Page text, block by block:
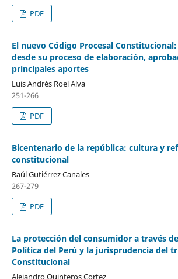
PDF
El nuevo Código Procesal
desde su proceso de elaboración,
principales aportes
Luis Andrés Roel Alva
251-266
PDF
Bicentenario de la república: cultura y
constitucional
Raúl Gutiérrez Canales
267-279
PDF
La protección del consumidor a través
Política del Perú y la jurisprudencia del
Constitucional
Alejandro Quinteros Cortez